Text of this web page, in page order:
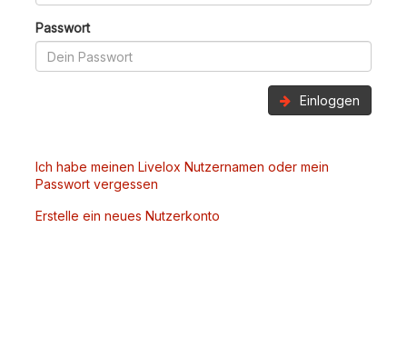
Passwort
Einloggen
Ich habe meinen Livelox Nutzernamen oder mein
Passwort vergessen
Erstelle ein neues Nutzerkonto